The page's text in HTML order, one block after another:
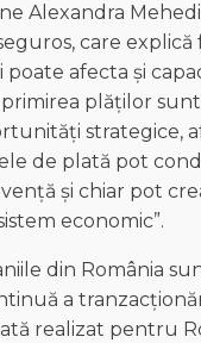
Alexandra
care
poate afecta și
plăților sunt
strategice,
de plată pot
și chiar pot
economic”.
din România
a
realizat pentru